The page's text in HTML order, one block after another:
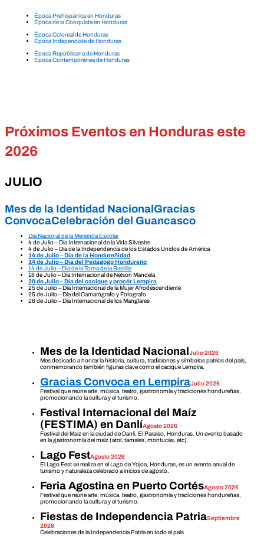
Época Prehispánica en Honduras
Época de la Conquista en Honduras
Época Colonial de Honduras
Época Independista de Honduras
Época Repúblicana de Honduras
Época Contemporánea de Honduras
Próximos Eventos en Honduras este
2026
JULIO
Mes de la Identidad NacionalGracias
ConvocaCelebración del Guancasco
Día Nacional de la Merienda Escolar
4 de Julio – Día Internacional de la Vida Silvestre
4 de Julio – Día de la Independencia de los Estados Unidos de América
14 de Julio – Día de la Hondureñidad
14 de Julio – Día del Pedagogo Hondureño
14 de Julio – Día de la Toma de la Bastilla
18 de Julio – Día Internacional de Nelson Mandela
20 de Julio – Día del cacique y procér Lempira
25 de Julio – Día Internacional de la Mujer Afrodescendiente
25 de Julio – Día del Camarógrafo y Fotografo
26 de Julio – Día Internacional de los Manglares
Mes de la Identidad NacionalJulio 2026
Mes dedicado a honrar la historia, cultura, tradiciones y símbolos patrios del país,
conmemorando también figuras clave como el cacique Lempira.
Gracias Convoca en LempiraJulio 2026
Festival que reúne arte, música, teatro, gastronomía y tradiciones hondureñas,
promocionando la cultura y el turismo.
Festival Internacional del Maíz
(FESTIMA) en DanlíAgosto 2026
Festival del Maíz en la ciudad de Danlí, El Paraíso, Honduras. Un evento basado
en la gastronomía del maíz (atol, tamales, montucas, etc).
Lago FestAgosto 2026
El Lago Fest se realiza en el Lago de Yojoa, Honduras, es un evento anual de
turismo y naturaleza celebrado a inicios de agosto.
Feria Agostina en Puerto CortésAgosto 2026
Festival que reúne arte, música, teatro, gastronomía y tradiciones hondureñas,
promocionando la cultura y el turismo.
Fiestas de Independencia PatriaSeptiembre
2026
Celebraciones de la Independencia Patria en todo el país